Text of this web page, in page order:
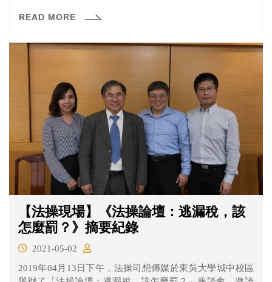
式下私法自治與國家管制之界線－從數位平台、Uber到溯
扞格與衝突－各種交易模式與契約定性」和「從罪刑法定
原則看銀行法第29條之一之適用困境與違憲疑義」。
READ MORE
【法操現場】《法操論壇：逃漏稅，該
怎麼罰？》摘要紀錄
2021-05-02
2019年04月13日下午，法操司想傳媒於東吳大學城中校區